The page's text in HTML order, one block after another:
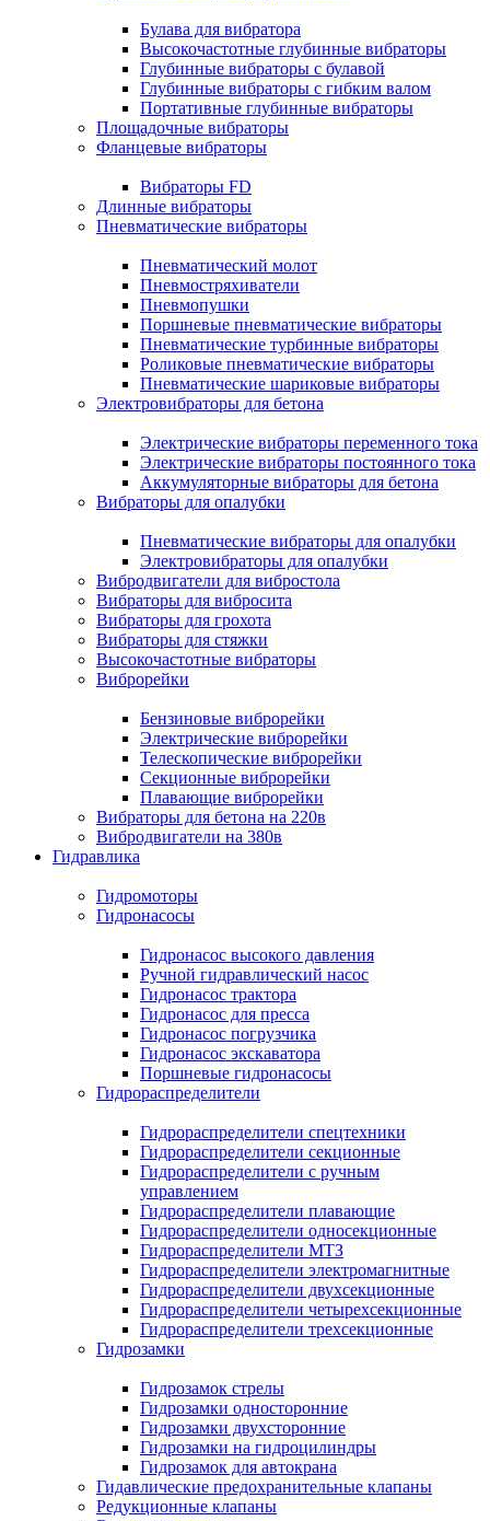
Булава для вибратора
Высокочастотные глубинные вибраторы
Глубинные вибраторы с булавой
Глубинные вибраторы с гибким валом
Портативные глубинные вибраторы
Площадочные вибраторы
Фланцевые вибраторы
Вибраторы FD
Длинные вибраторы
Пневматические вибраторы
Пневматический молот
Пневмостряхиватели
Пневмопушки
Поршневые пневматические вибраторы
Пневматические турбинные вибраторы
Роликовые пневматические вибраторы
Пневматические шариковые вибраторы
Электровибраторы для бетона
Электрические вибраторы переменного тока
Электрические вибраторы постоянного тока
Аккумуляторные вибраторы для бетона
Вибраторы для опалубки
Пневматические вибраторы для опалубки
Электровибраторы для опалубки
Вибродвигатели для вибростола
Вибраторы для вибросита
Вибраторы для грохота
Вибраторы для стяжки
Высокочастотные вибраторы
Виброрейки
Бензиновые виброрейки
Электрические виброрейки
Телескопические виброрейки
Секционные виброрейки
Плавающие виброрейки
Вибраторы для бетона на 220в
Вибродвигатели на 380в
Гидравлика
Гидромоторы
Гидронасосы
Гидронасос высокого давления
Ручной гидравлический насос
Гидронасос трактора
Гидронасос для пресса
Гидронасос погрузчика
Гидронасос экскаватора
Поршневые гидронасосы
Гидрораспределители
Гидрораспределители спецтехники
Гидрораспределители секционные
Гидрораспределители с ручным
управлением
Гидрораспределители плавающие
Гидрораспределители односекционные
Гидрораспределители МТЗ
Гидрораспределители электромагнитные
Гидрораспределители двухсекционные
Гидрораспределители четырехсекционные
Гидрораспределители трехсекционные
Гидрозамки
Гидрозамок стрелы
Гидрозамки односторонние
Гидрозамки двухсторонние
Гидрозамки на гидроцилиндры
Гидрозамок для автокрана
Гидавлические предохранительные клапаны
Редукционные клапаны